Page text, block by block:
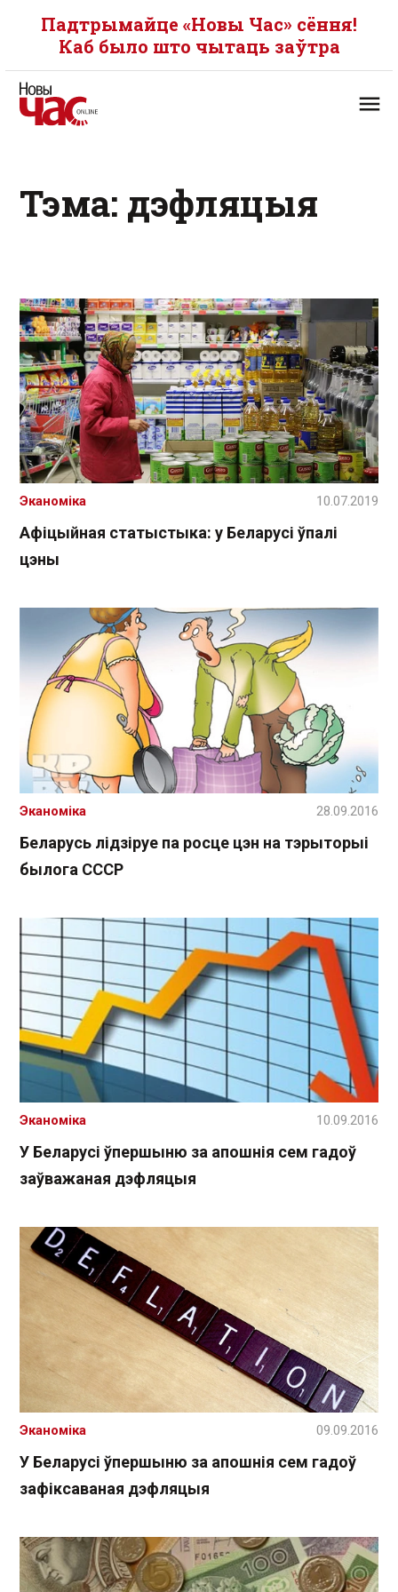
Падтрымайце «Новы Час» сёння!
Каб было што чытаць заўтра
Тэма: дэфляцыя
Афіцыйная статыстыка: у Беларусі ўпалі
цэны
Эканоміка 10.07.2019
Беларусь лідзіруе па росце цэн на тэрыторыі
былога СССР
Эканоміка 28.09.2016
У Беларусі ўпершыню за апошнія сем гадоў
заўважаная дэфляцыя
Эканоміка 10.09.2016
У Беларусі ўпершыню за апошнія сем гадоў
зафіксаваная дэфляцыя
Эканоміка 09.09.2016